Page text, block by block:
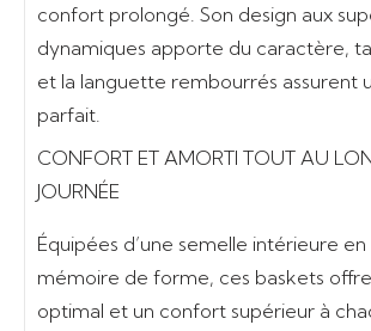
confort prolongé. Son design aux
dynamiques apporte du caractère,
et la languette rembourrés assurent
parfait.
CONFORT ET AMORTI TOUT AU
JOURNÉE
Équipées d’une semelle intérieure en
mémoire de forme, ces baskets
optimal et un confort supérieur à